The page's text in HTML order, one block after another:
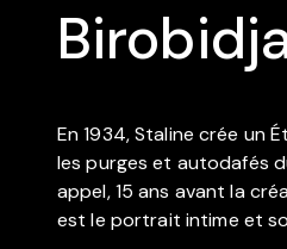
En 1934, Staline crée un
les purges et autodafés
appel, 15 ans avant la
est le portrait intime et